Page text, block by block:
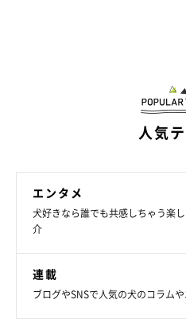
人気
エンタメ
犬好きなら誰でも共感しちゃう楽
介
連載
ブログやSNSで人気の犬のコラム